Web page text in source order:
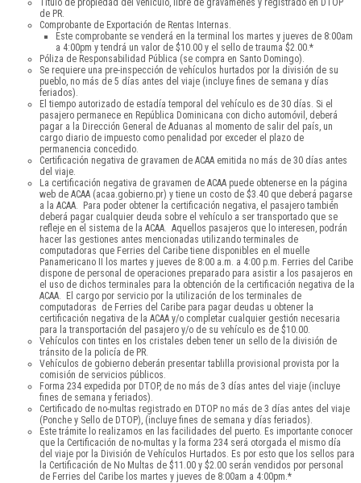
Título de propiedad del vehículo, libre de gravámenes y registrado en DTOP
de PR.
Comprobante de Exportación de Rentas Internas.
Este comprobante se venderá en la terminal los martes y jueves de 8:00am
a 4:00pm y tendrá un valor de $10.00 y el sello de trauma $2.00.*
Póliza de Responsabilidad Pública (se compra en Santo Domingo).
Se requiere una pre-inspección de vehículos hurtados por la división de su
pueblo, no más de 5 días antes del viaje (incluye fines de semana y días
feriados).
El tiempo autorizado de estadía temporal del vehículo es de 30 días. Si el
pasajero permanece en República Dominicana con dicho automóvil, deberá
pagar a la Dirección General de Aduanas al momento de salir del país, un
cargo diario de impuesto como penalidad por exceder el plazo de
permanencia concedido.
Certificación negativa de gravamen de ACAA emitida no más de 30 días antes
del viaje.
La certificación negativa de gravamen de ACAA puede obtenerse en la página
web de ACAA (acaa.gobierno.pr) y tiene un costo de $3.40 que deberá pagarse
a la ACAA. Para poder obtener la certificación negativa, el pasajero también
deberá pagar cualquier deuda sobre el vehículo a ser transportado que se
refleje en el sistema de la ACAA. Aquellos pasajeros que lo interesen, podrán
hacer las gestiones antes mencionadas utilizando terminales de
computadoras que Ferries del Caribe tiene disponibles en el muelle
Panamericano II los martes y jueves de 8:00 a.m. a 4:00 p.m. Ferries del Caribe
dispone de personal de operaciones preparado para asistir a los pasajeros en
el uso de dichos terminales para la obtención de la certificación negativa de la
ACAA. El cargo por servicio por la utilización de los terminales de
computadoras de Ferries del Caribe para pagar deudas u obtener la
certificación negativa de la ACAA y/o completar cualquier gestión necesaria
para la transportación del pasajero y/o de su vehículo es de $10.00.
Vehículos con tintes en los cristales deben tener un sello de la división de
tránsito de la policía de PR.
Vehículos de gobierno deberán presentar tablilla provisional provista por la
comisión de servicios públicos.
Forma 234 expedida por DTOP, de no más de 3 días antes del viaje (incluye
fines de semana y feriados).
Certificado de no-multas registrado en DTOP no más de 3 días antes del viaje
(Ponche y Sello de DTOP), (incluye fines de semana y días feriados).
Este trámite lo realizamos en las facilidades del puerto. Es importante conocer
que la Certificación de no-multas y la forma 234 será otorgada el mismo día
del viaje por la División de Vehículos Hurtados. Es por esto que los sellos para
la Certificación de No Multas de $11.00 y $2.00 serán vendidos por personal
de Ferries del Caribe los martes y jueves de 8:00am a 4:00pm.*